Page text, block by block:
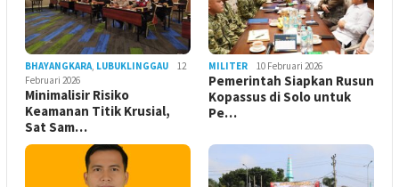
BHAYANGKARA, LUBUKLINGGAU
12
Februari 2026
Minimalisir Risiko
Keamanan Titik Krusial,
Sat Sam…
MILITER 10 Februari 2026
Pemerintah Siapkan Rusun
Kopassus di Solo untuk
Pe…